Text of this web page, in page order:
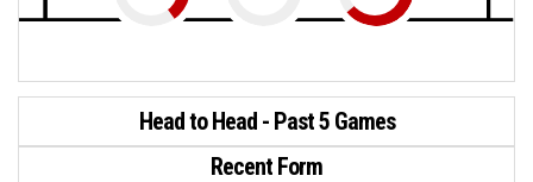
Head to Head - Past 5 Games
Recent Form